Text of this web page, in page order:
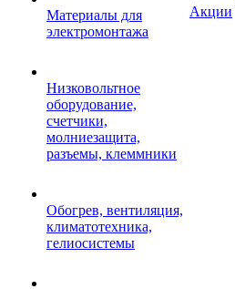
Материалы для
электромонтажа
Низковольтное
оборудование,
счетчики,
молниезащита,
разъемы, клеммники
Обогрев, вентиляция,
климатотехника,
гелиосистемы
Акции